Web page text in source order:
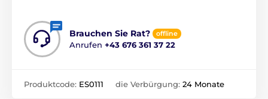
Brauchen Sie Rat? offline
Anrufen +43 676 361 37 22
Produktcode: ES0111 die Verbürgung: 24 Monate